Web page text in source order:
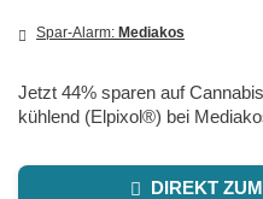
Spar-Alarm: Mediakos
Jetzt 44% sparen auf
kühlend (Elpixol®) bei
DIREKT